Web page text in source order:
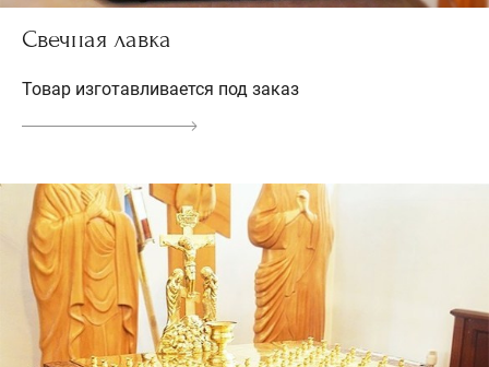
Свечная лавка
Товар изготавливается под заказ